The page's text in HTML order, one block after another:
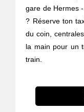
gare de Hermes
? Réserve ton
du coin,
la main pour un
train.